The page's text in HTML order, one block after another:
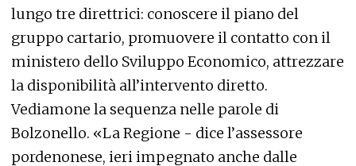
lungo tre direttrici: conoscere il piano del
gruppo cartario, promuovere il contatto con il
ministero dello Sviluppo Economico, attrezzare
la disponibilità all’intervento diretto.
Vediamone la sequenza nelle parole di
Bolzonello. «La Regione - dice l’assessore
pordenonese, ieri impegnato anche dalle